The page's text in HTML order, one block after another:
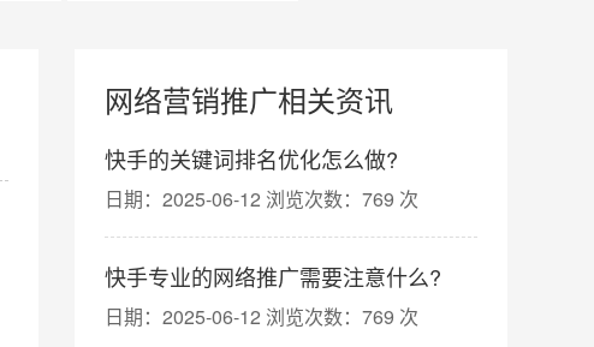
网络营销推广相关资讯
快手的关键词排名优化怎么做?
日期：2025-06-12 浏览次数：769 次
快手专业的网络推广需要注意什么?
日期：2025-06-12 浏览次数：769 次